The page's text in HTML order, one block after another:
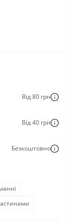
Від 80 грн
Від 40 грн
Безкоштовно